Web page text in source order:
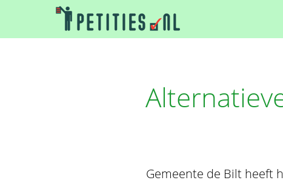
Gemeente de Bilt heeft